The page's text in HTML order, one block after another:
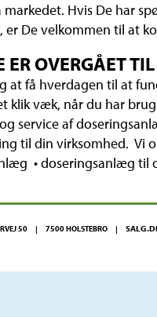
Hvis De har
De velkommen til at
ER OVERGÅET
at få hverdagen til at
klik væk, når du har
service af
til din virksomhed. Vi
• doseringsanlæg til
50 | 7500 HOLSTEBRO |